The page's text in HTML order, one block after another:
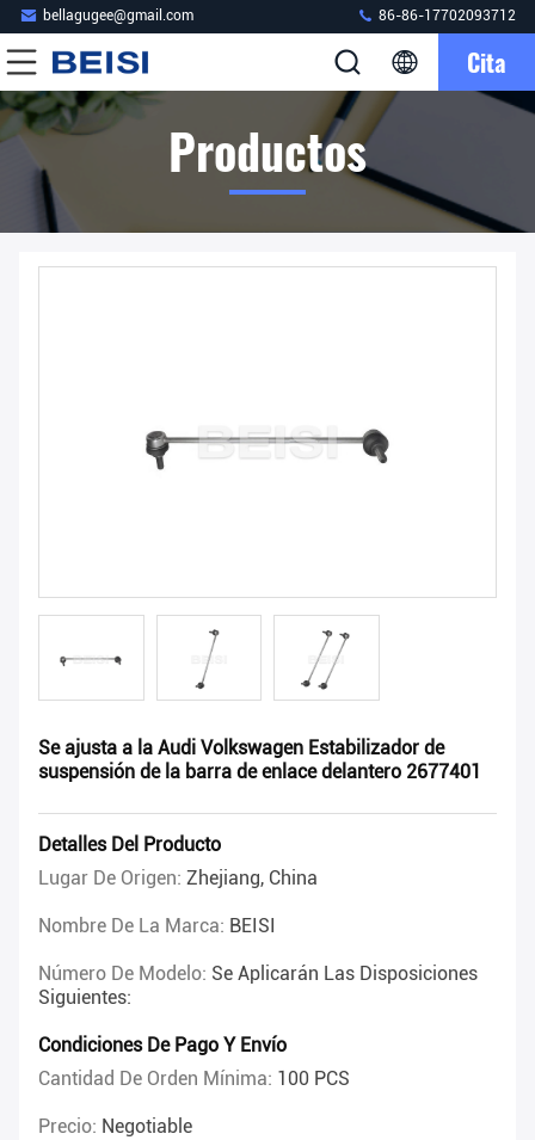
bellagugee@gmail.com 86-86-17702093712
Cita
Productos
Se ajusta a la Audi Volkswagen Estabilizador de
suspensión de la barra de enlace delantero 2677401
Detalles Del Producto
Lugar De Origen: Zhejiang, China
Nombre De La Marca: BEISI
Número De Modelo: Se Aplicarán Las Disposiciones
Siguientes:
Condiciones De Pago Y Envío
Cantidad De Orden Mínima: 100 PCS
Precio: Negotiable